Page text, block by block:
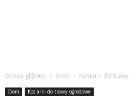
Strona główna Dom Kosiarki do
Dom Kosiarki do trawy ogrodowe